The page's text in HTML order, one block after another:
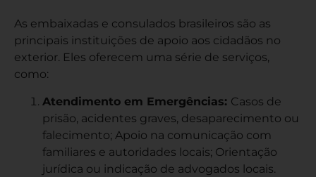
As embaixadas e consulados brasileiros são as
principais instituições de apoio aos cidadãos no
exterior. Eles oferecem uma série de serviços,
como:
Atendimento em Emergências: Casos de
prisão, acidentes graves, desaparecimento ou
falecimento; Apoio na comunicação com
familiares e autoridades locais; Orientação
jurídica ou indicação de advogados locais.